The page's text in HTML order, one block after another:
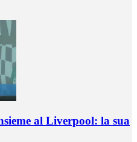
al Liverpool: la sua